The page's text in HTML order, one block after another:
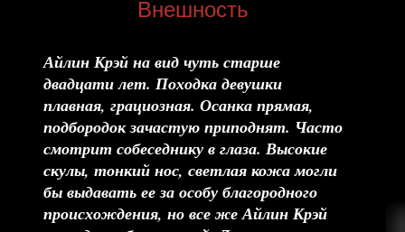
Внешность
Айлин Крэй на вид чуть старше
двадцати лет. Походка девушки
плавная, грациозная. Осанка прямая,
подбородок зачастую приподнят. Часто
смотрит собеседнику в глаза. Высокие
скулы, тонкий нос, светлая кожа могли
бы выдавать ее за особу благородного
происхождения, но все же Айлин Крэй